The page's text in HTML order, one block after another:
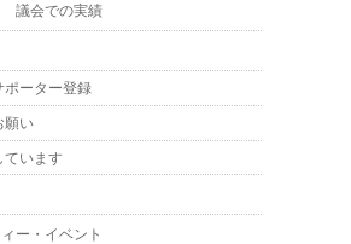
議会での実績
ーター登録
願い
ています
ー・イベント